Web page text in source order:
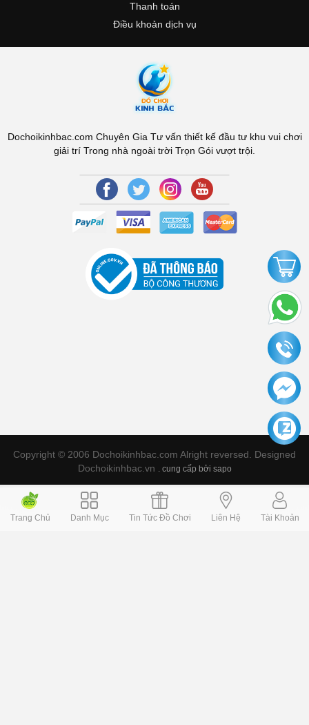
Thanh toán
Điều khoản dịch vụ
Dochoikinhbac.com Chuyên Gia Tư vấn thiết kế đầu tư khu vui chơi
giải trí Trong nhà ngoài trời Trọn Gói vượt trội.
Copyright © 2006 Dochoikinhbac.com Alright reversed. Designed
Dochoikinhbac.vn
cung cấp bởi sapo
Trang Chủ Danh Mục Tin Tức Đồ Chơi Liên Hệ Tài Khoản